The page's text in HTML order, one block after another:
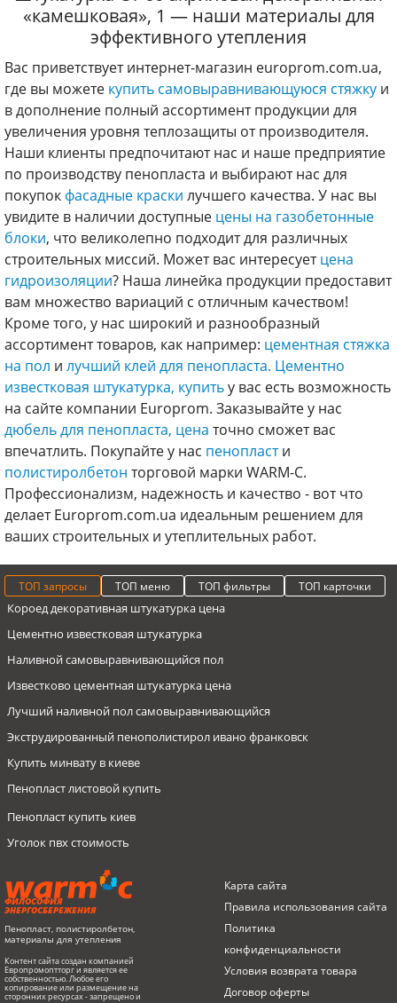
«камешковая», 1 — наши материалы для
эффективного утепления
Вас приветствует интернет-магазин europrom.com.ua,
где вы можете купить самовыравнивающуюся стяжку и
в дополнение полный ассортимент продукции для
увеличения уровня теплозащиты от производителя.
Наши клиенты предпочитают нас и наше предприятие
по производству пенопласта и выбирают нас для
покупок фасадные краски лучшего качества. У нас вы
увидите в наличии доступные цены на газобетонные
блоки, что великолепно подходит для различных
строительных миссий. Может вас интересуетцена
гидроизоляции? Наша линейка продукции предоставит
вам множество вариаций с отличным качеством!
Кроме того, у нас широкий и разнообразный
ассортимент товаров, как например: цементная стяжка
на пол и лучший клей для пенопласта. Цементно
известковая штукатурка, купитьу вас есть возможность
на сайте компании Europrom. Заказывайте у нас
дюбель для пенопласта, цена точно сможет вас
впечатлить. Покупайте у нас пенопласти
полистиролбетон торговой марки WARM-C.
Профессионализм, надежность и качество - вот что
делает Europrom.com.ua идеальным решением для
ваших строительных и утеплительных работ.
ТОП запросы ТОП меню ТОП фильтры ТОП карточки
Короед декоративная штукатурка цена
Цементно известковая штукатурка
Наливной самовыравнивающийся пол
Известково цементная штукатурка цена
Лучший наливной пол самовыравнивающийся
Экструдированный пенополистирол ивано франковск
Купить минвату в киеве
Пенопласт листовой купить
Пенопласт купить киев
Уголок пвх стоимость
Металлическая штукатурная сетка купить
Гранулы пенополистирольные
Стеклотканевая сетка для штукатурки
Купить фасадный профиль
Дюбеля для крепления пенопласта
Герметик
Пенопласт
Гидроизоляция
Минеральная вата 100 мм
Минеральная вата Novoterm толщиной 50 мм
Пенопласт EPS 90 40 мм
Пенопласт 120 мм до 13 кг/м3
Пенопласт EPS 90 1000х500х70мм, до 16кг/м3, Warm-C
Пенополистирол гранула, диаметр 5-6мм, мешок 0,55 м3
Пенополистирол экструдированный (стиродур) ЭКОБОРД,
1200х600x30мм
Штукатурка T-41 классическая цементно-известковая М70, 25 кг,
BUDMAJSTER
ФИЛОСОФИЯ
ЭНЕРГОСБЕРЕЖЕНИЯ
Пенопласт, полистиролбетон,
материалы для утепления
Контент сайта создан компанией
Европромоптторг и является ее
собственностью. Любое его
копирование или размещение на
сторонних ресурсах - запрещено и
Карта сайта
Правила использования сайта
Политика
конфиденциальности
Условия возврата товарa
Договор оферты